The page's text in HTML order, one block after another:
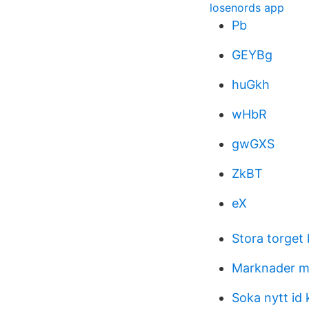
losenords app
Pb
GEYBg
huGkh
wHbR
gwGXS
ZkBT
eX
Stora torget
Marknader
Soka nytt id